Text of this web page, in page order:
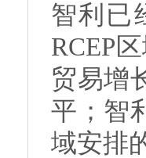
智利已
RCEP
贸易增
平；智
域安排